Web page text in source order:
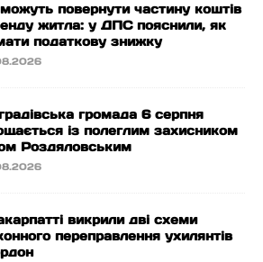
повернути частину коштів
житла: у ДПС пояснили, як
податкову знижку
громада 6 серпня
із полеглим захисником
Роздяловським
викрили дві схеми
переправлення ухилянтів